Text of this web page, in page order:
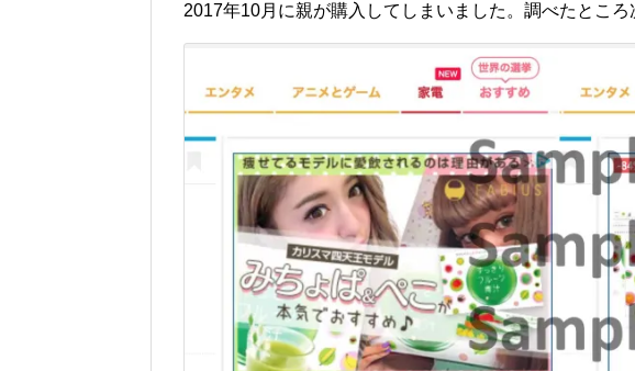
2017年10月に親が購入してしまいました。調べたところ